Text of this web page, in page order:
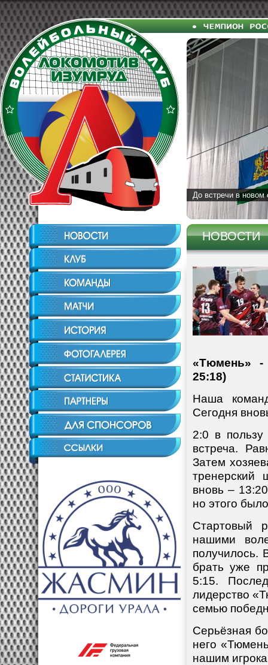
До встречи в новом
НОВОСТИ
«Тюмень» -
25:18)
Наша
Сегодня
2:0 в
встреча.
Затем
тренерский
вновь –
но этого
Стартовый
нашими
получилось.
брать уже
5:15.
лидерство
семью
Серьёзная
него
нашим